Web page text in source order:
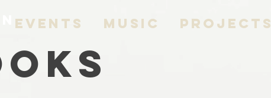
Events Music Projects